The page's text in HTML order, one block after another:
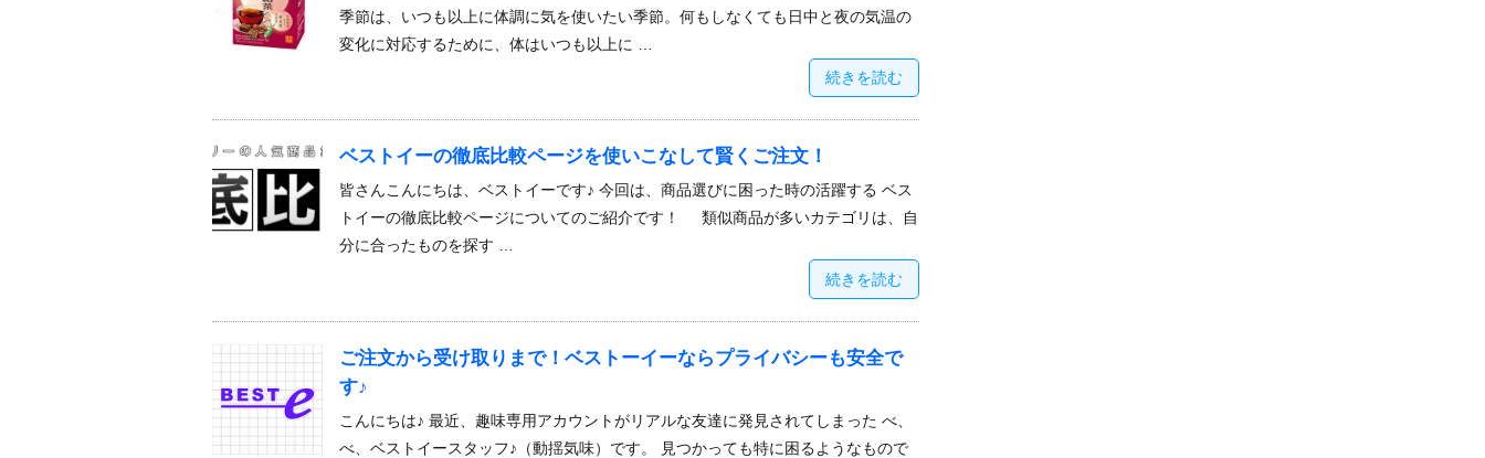
季節は、いつも以上に体調に気を使いたい季節。何もしなくても日中と夜の気温の
変化に対応するために、体はいつも以上に …
続きを読む
ベストイーの徹底比較ページを使いこなして賢くご注文！
皆さんこんにちは、ベストイーです♪ 今回は、商品選びに困った時の活躍する ベス
トイーの徹底比較ページについてのご紹介です！ 類似商品が多いカテゴリは、自
分に合ったものを探す …
続きを読む
ご注文から受け取りまで！ベストーイーならプライバシーも安全で
す♪
こんにちは♪ 最近、趣味専用アカウントがリアルな友達に発見されてしまった べ、
べ、ベストイースタッフ♪（動揺気味）です。 見つかっても特に困るようなもので